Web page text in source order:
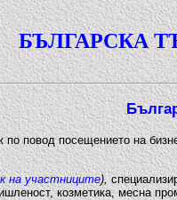
БЪЛГАРСКА
по повод посещението на
на участниците),
козметика, месна